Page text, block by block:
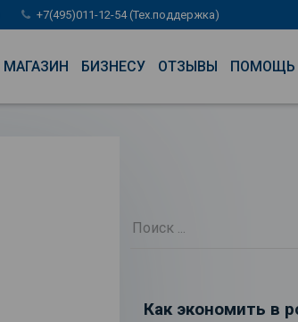
+7(495)011-12-54 (Тех.поддержка)
МАГАЗИН БИЗНЕСУ ОТЗЫВЫ ПОМОЩЬ
Как экономить в